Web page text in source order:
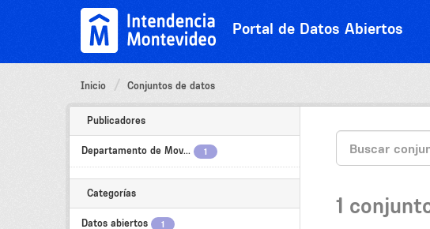
Portal de Datos Abiertos
Inicio Conjuntos de datos
Publicadores
Departamento de Mov... 1
Categorías
Datos abiertos 1
1